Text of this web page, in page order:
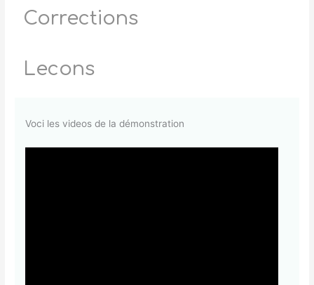
Corrections
Lecons
Voci les videos de la démonstration